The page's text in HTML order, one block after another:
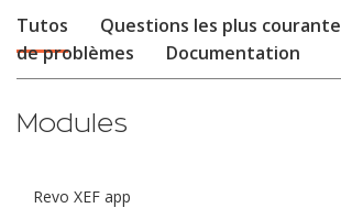
Tutos Questions les plus courante
de problèmes
Documentation
Modules
Revo XEF app